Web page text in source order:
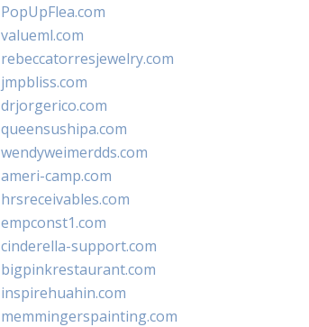
PopUpFlea.com
valueml.com
rebeccatorresjewelry.com
jmpbliss.com
drjorgerico.com
queensushipa.com
wendyweimerdds.com
ameri-camp.com
hrsreceivables.com
empconst1.com
cinderella-support.com
bigpinkrestaurant.com
inspirehuahin.com
memmingerspainting.com